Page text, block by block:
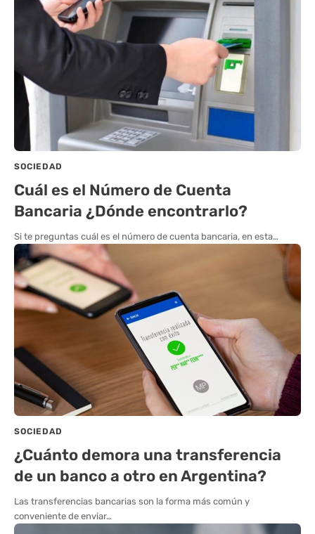
SOCIEDAD
Cuál es el Número de Cuenta
Bancaria ¿Dónde encontrarlo?
Si te preguntas cuál es el número de cuenta bancaria, en esta…
SOCIEDAD
¿Cuánto demora una transferencia
de un banco a otro en Argentina?
Las transferencias bancarias son la forma más común y
conveniente de enviar…